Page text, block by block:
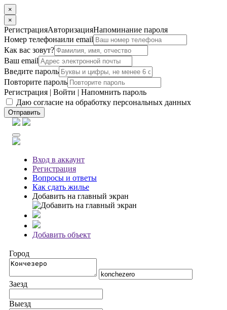
×
×
РегистрацияАвторизацияНапоминание пароля
Номер телефонаили email
Как вас зовут?
Ваш email
Введите пароль
Повторите пароль
Регистрация | Войти | Напомнить пароль
Даю согласие на обработку персональных данных
Отправить
Вход в аккаунт
Регистрация
Вопросы и ответы
Как сдать жилье
Добавить на главный экран
Добавить объект
Город
Заезд
Выезд